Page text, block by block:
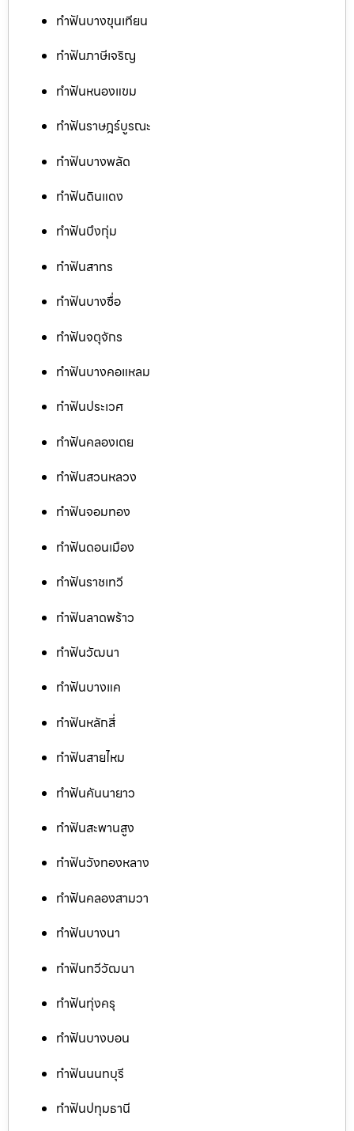
ทำฟันบางขุนเทียน
ทำฟันภาษีเจริญ
ทำฟันหนองแขม
ทำฟันราษฎร์บูรณะ
ทำฟันบางพลัด
ทำฟันดินแดง
ทำฟันบึงกุ่ม
ทำฟันสาทร
ทำฟันบางซื่อ
ทำฟันจตุจักร
ทำฟันบางคอแหลม
ทำฟันประเวศ
ทำฟันคลองเตย
ทำฟันสวนหลวง
ทำฟันจอมทอง
ทำฟันดอนเมือง
ทำฟันราชเทวี
ทำฟันลาดพร้าว
ทำฟันวัฒนา
ทำฟันบางแค
ทำฟันหลักสี่
ทำฟันสายไหม
ทำฟันคันนายาว
ทำฟันสะพานสูง
ทำฟันวังทองหลาง
ทำฟันคลองสามวา
ทำฟันบางนา
ทำฟันทวีวัฒนา
ทำฟันทุ่งครุ
ทำฟันบางบอน
ทำฟันนนทบุรี
ทำฟันปทุมธานี